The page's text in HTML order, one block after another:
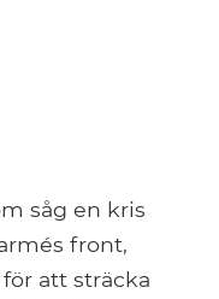
såg en kris
front,
att sträcka